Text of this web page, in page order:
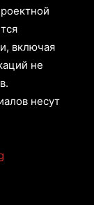
включая
не
несут